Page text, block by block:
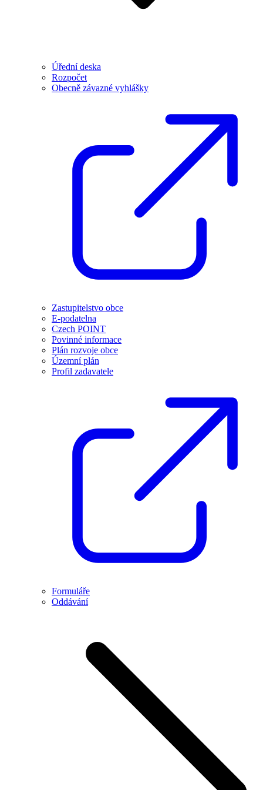
Úřední deska
Rozpočet
Obecně závazné vyhlášky
Zastupitelstvo obce
E-podatelna
Czech POINT
Povinné informace
Plán rozvoje obce
Územní plán
Profil zadavatele
Formuláře
Oddávání